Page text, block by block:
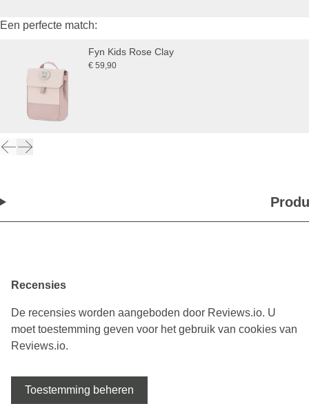
Een perfecte match:
Fyn Kids Rose Clay
€ 59,90
Recensies
De recensies worden aangeboden door Reviews.io. U
moet toestemming geven voor het gebruik van cookies van
Reviews.io.
Toestemming beheren